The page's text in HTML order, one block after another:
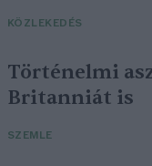
KÖZLEKEDÉS
Történelmi
Britanniát is
SZEMLE